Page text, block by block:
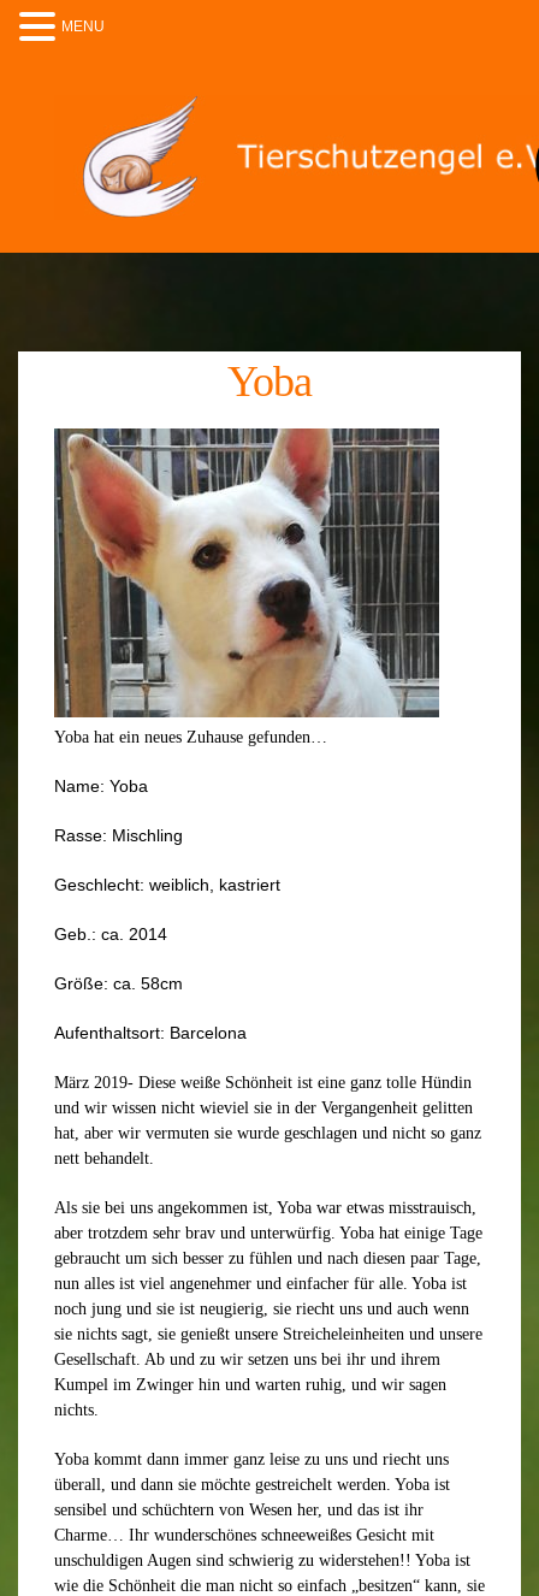
Yoba
Yoba hat ein neues Zuhause gefunden…
Name: Yoba
Rasse: Mischling
Geschlecht: weiblich, kastriert
Geb.: ca. 2014
Größe: ca. 58cm
Aufenthaltsort: Barcelona
März 2019- Diese weiße Schönheit ist eine ganz tolle Hündin
und wir wissen nicht wieviel sie in der Vergangenheit gelitten
hat, aber wir vermuten sie wurde geschlagen und nicht so ganz
nett behandelt.
Als sie bei uns angekommen ist, Yoba war etwas misstrauisch,
aber trotzdem sehr brav und unterwürfig. Yoba hat einige Tage
gebraucht um sich besser zu fühlen und nach diesen paar Tage,
nun alles ist viel angenehmer und einfacher für alle. Yoba ist
noch jung und sie ist neugierig, sie riecht uns und auch wenn
sie nichts sagt, sie genießt unsere Streicheleinheiten und unsere
Gesellschaft. Ab und zu wir setzen uns bei ihr und ihrem
Kumpel im Zwinger hin und warten ruhig, und wir sagen
nichts.
Yoba kommt dann immer ganz leise zu uns und riecht uns
überall, und dann sie möchte gestreichelt werden. Yoba ist
sensibel und schüchtern von Wesen her, und das ist ihr
Charme… Ihr wunderschönes schneeweißes Gesicht mit
unschuldigen Augen sind schwierig zu widerstehen!! Yoba ist
wie die Schönheit die man nicht so einfach „besitzen“ kann, sie
MENU